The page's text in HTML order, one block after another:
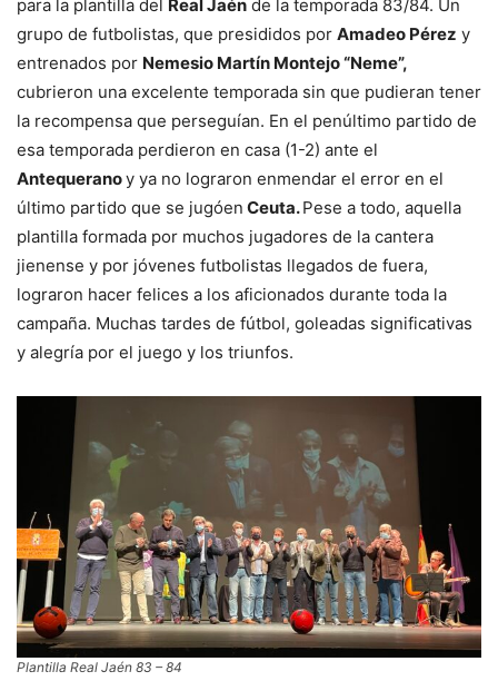
para la plantilla del Real Jaén de la temporada 83/84. Un
grupo de futbolistas, que presididos por Amadeo Pérez y
entrenados por Nemesio Martín Montejo “Neme”,
cubrieron una excelente temporada sin que pudieran tener
la recompensa que perseguían. En el penúltimo partido de
esa temporada perdieron en casa (1-2) ante el
Antequeranoy ya no lograron enmendar el error en el
último partido que se jugóen Ceuta.Pese a todo, aquella
plantilla formada por muchos jugadores de la cantera
jienense y por jóvenes futbolistas llegados de fuera,
lograron hacer felices a los aficionados durante toda la
campaña. Muchas tardes de fútbol, goleadas significativas
y alegría por el juego y los triunfos.
Plantilla Real Jaén 83 – 84